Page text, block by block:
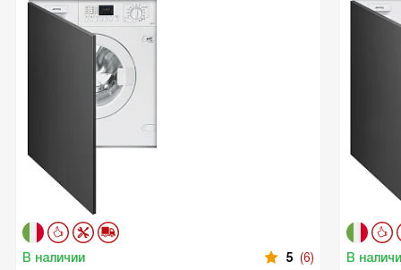
В наличии 5 (6) В